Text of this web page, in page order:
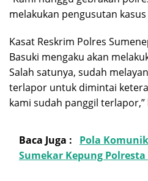
melakukan pengusutan
Kasat Reskrim Polres
Basuki mengaku akan
Salah satunya, sudah
terlapor untuk dimintai
kami sudah panggil terlapor,”
Baca Juga :
Pola
Sumekar Kepung